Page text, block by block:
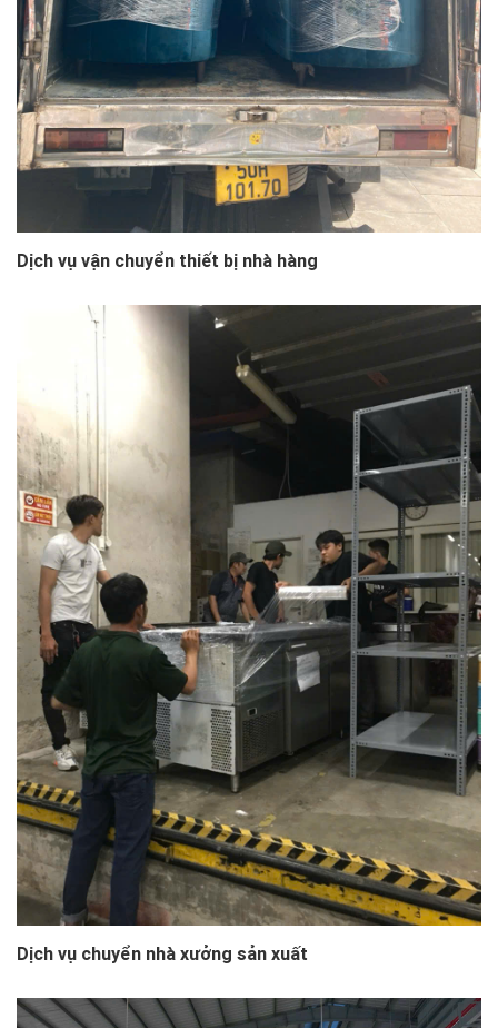
Dịch vụ vận chuyển thiết bị nhà hàng
Dịch vụ chuyển nhà xưởng sản xuất